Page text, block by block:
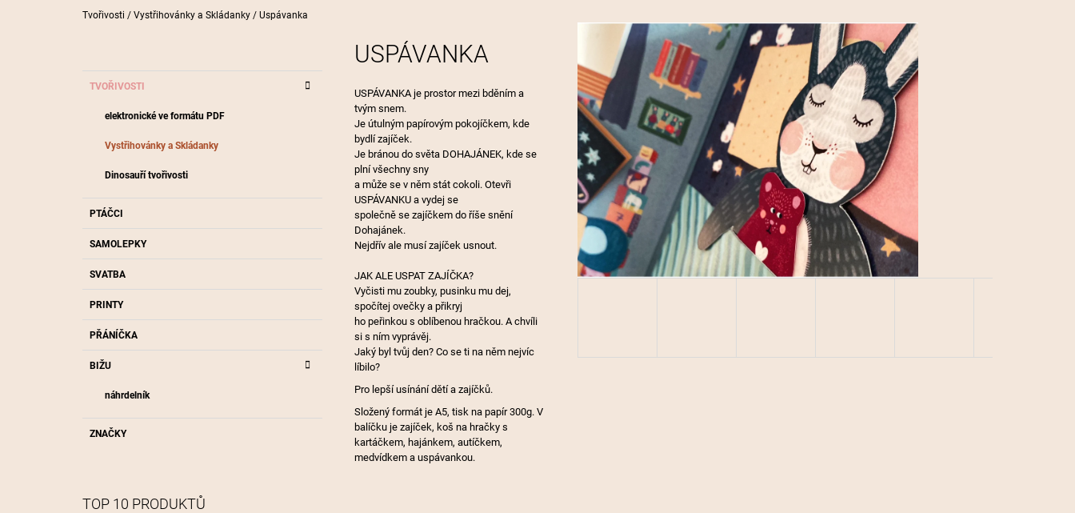
Domů
Tvořivosti / Vystřihovánky a Skládanky / Uspávanka
kategorie
E
TVOŘIVOSTI
elektronické ve formátu PDF
Vystřihovánky a Skládanky
Dinosauří tvořivosti
PTÁČCI
SAMOLEPKY
SVATBA
PRINTY
PŘÁNÍČKA
BIŽU
náhrdelník
ZNAČKY
TOP 10 PRODUKTŮ
USPÁVANKA
USPÁVANKA je prostor mezi bděním a
tvým snem.
Je útulným papírovým pokojíčkem, kde
bydlí zajíček.
Je bránou do světa DOHAJÁNEK, kde se
plní všechny sny
a může se v něm stát cokoli. Otevři
USPÁVANKU a vydej se
společně se zajíčkem do říše snění
Dohajánek.
Nejdřív ale musí zajíček usnout.
JAK ALE USPAT ZAJÍČKA?
Vyčisti mu zoubky, pusinku mu dej,
spočítej ovečky a přikryj
ho peřinkou s oblíbenou hračkou. A chvíli
si s ním vyprávěj.
Jaký byl tvůj den? Co se ti na něm nejvíc
líbilo?
Pro lepší usínání dětí a zajíčků.
Složený formát je A5, tisk na papír 300g. V
balíčku je zajíček, koš na hračky s
kartáčkem, hajánkem, autíčkem,
medvídkem a uspávankou.